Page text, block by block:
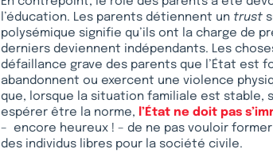
l’éducation. Les parents détiennent un trust
polysémique signifie qu’ils ont la charge de
derniers deviennent indépendants. Les
défaillance grave des parents que l’État est
abandonnent ou exercent une violence
que, lorsque la situation familiale est stable,
espérer être la norme, l’État ne doit pas
– encore heureux ! – de ne pas vouloir
des individus libres pour la société civile.